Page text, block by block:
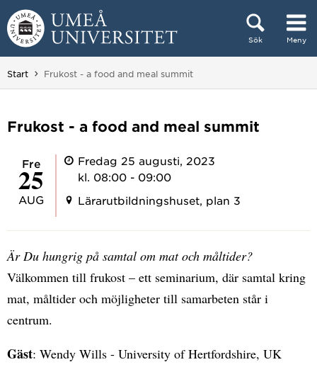
Hoppa direkt till innehållet
Sök Meny
Huvudmenyn dold.
Start Du är här:
Frukost - a food and meal summit
Frukost - a food and meal summit
fre
25
AUG
Fredag 25 augusti, 2023
kl. 08:00 - 09:00
Lärarutbildningshuset, plan 3
Är Du hungrig på samtal om mat och måltider?
Välkommen till frukost – ett seminarium, där samtal kring
mat, måltider och möjligheter till samarbeten står i
centrum.
Gäst: Wendy Wills - University of Hertfordshire, UK